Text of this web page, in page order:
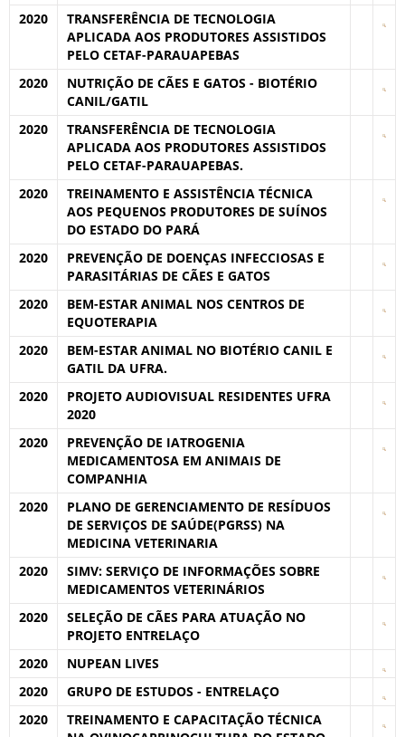
2020
TRANSFERÊNCIA DE TECNOLOGIA
APLICADA AOS PRODUTORES ASSISTIDOS
PELO CETAF-PARAUAPEBAS
2020
NUTRIÇÃO DE CÃES E GATOS - BIOTÉRIO
CANIL/GATIL
2020
TRANSFERÊNCIA DE TECNOLOGIA
APLICADA AOS PRODUTORES ASSISTIDOS
PELO CETAF-PARAUAPEBAS.
2020
TREINAMENTO E ASSISTÊNCIA TÉCNICA
AOS PEQUENOS PRODUTORES DE SUÍNOS
DO ESTADO DO PARÁ
2020
PREVENÇÃO DE DOENÇAS INFECCIOSAS E
PARASITÁRIAS DE CÃES E GATOS
2020
BEM-ESTAR ANIMAL NOS CENTROS DE
EQUOTERAPIA
2020
BEM-ESTAR ANIMAL NO BIOTÉRIO CANIL E
GATIL DA UFRA.
2020
PROJETO AUDIOVISUAL RESIDENTES UFRA
2020
2020
PREVENÇÃO DE IATROGENIA
MEDICAMENTOSA EM ANIMAIS DE
COMPANHIA
2020
PLANO DE GERENCIAMENTO DE RESÍDUOS
DE SERVIÇOS DE SAÚDE(PGRSS) NA
MEDICINA VETERINARIA
2020
SIMV: SERVIÇO DE INFORMAÇÕES SOBRE
MEDICAMENTOS VETERINÁRIOS
2020
SELEÇÃO DE CÃES PARA ATUAÇÃO NO
PROJETO ENTRELAÇO
2020
NUPEAN LIVES
2020
GRUPO DE ESTUDOS - ENTRELAÇO
2020
TREINAMENTO E CAPACITAÇÃO TÉCNICA